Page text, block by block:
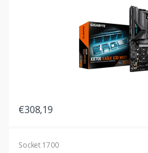
€308,19
Socket 1700